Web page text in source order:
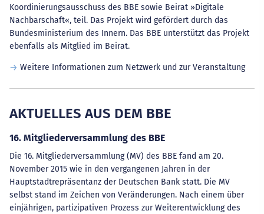
Koordinierungsausschuss des BBE sowie Beirat »Digitale
Nachbarschaft«, teil. Das Projekt wird gefördert durch das
Bundesministerium des Innern. Das BBE unterstützt das Projekt
ebenfalls als Mitglied im Beirat.
Weitere Informationen zum Netzwerk und zur Veranstaltung
AKTUELLES AUS DEM BBE
16. Mitgliederversammlung des BBE
Die 16. Mitgliederversammlung (MV) des BBE fand am 20.
November 2015 wie in den vergangenen Jahren in der
Hauptstadtrepräsentanz der Deutschen Bank statt. Die MV
selbst stand im Zeichen von Veränderungen. Nach einem über
einjährigen, partizipativen Prozess zur Weiterentwicklung des